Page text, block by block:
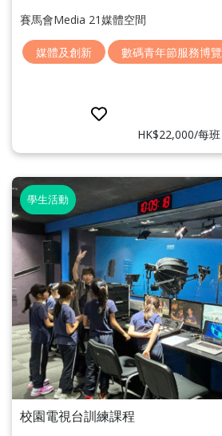
賽馬會Media 21媒體空間
媒體及創新 數碼青年節服務博覽
HK$22,000/每班
學生活動
校園電視台訓練課程